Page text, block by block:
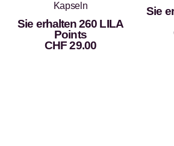
Kapseln
Sie erhalten 260 LILA
Points
CHF29.00
Sie